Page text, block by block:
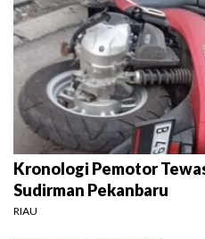
Kronologi Pemotor
Sudirman Pekanbaru
RIAU